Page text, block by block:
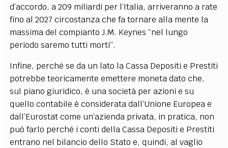
d’accordo, a 209 miliardi per l’Italia, arriveranno a rate
fino al 2027 circostanza che fa tornare alla mente la
massima del compianto J.M. Keynes “nel lungo
periodo saremo tutti morti”.
Infine, perché se da un lato la Cassa Depositi e Prestiti
potrebbe teoricamente emettere moneta dato che,
sul piano giuridico, è una società per azioni e su
quello contabile è considerata dall’Unione Europea e
dall’Eurostat come un’azienda privata, in pratica, non
può farlo perché i conti della Cassa Depositi e Prestiti
entrano nel bilancio dello Stato e, quindi, al vaglio